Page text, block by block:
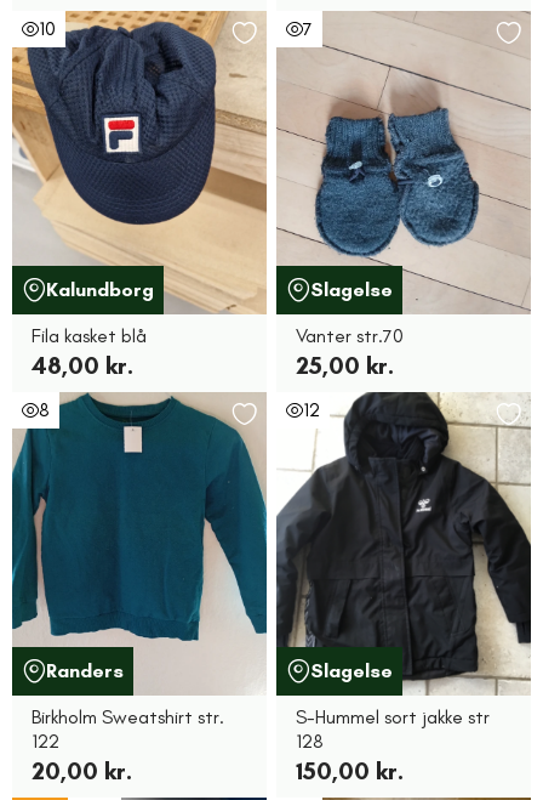
10
Kalundborg
Fila kasket blå
48,00 kr.
7
Slagelse
Vanter str.70
25,00 kr.
8
Randers
Birkholm Sweatshirt str.
122
20,00 kr.
12
Slagelse
S-Hummel sort jakke str
128
150,00 kr.